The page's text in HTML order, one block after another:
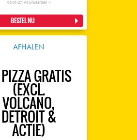
01-01-27. Voorwaarden >
BESTEL NU
AFHALEN
GRATIS
(EXCL.
VOLCANO,
DETROIT &
ACTIE)